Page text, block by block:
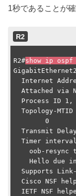
1秒であることが
R2
R2#show ip
Internet
Attached via
Process ID 1,
Topology-MTID
0
Transmit
Timer
oob-resync
Hello due
Supports
Cisco NSF
IETF NSF